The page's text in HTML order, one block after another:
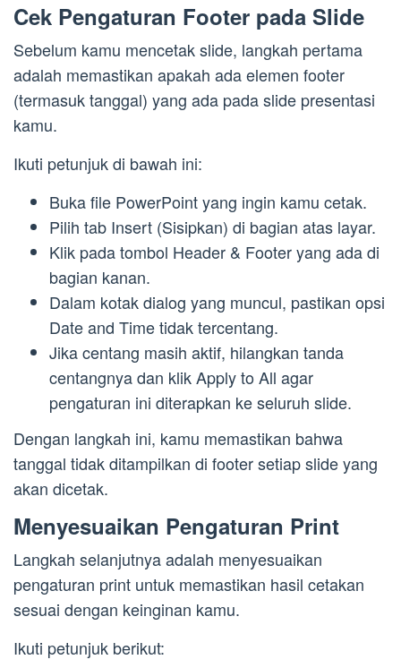
Cek Pengaturan Footer pada Slide
Sebelum kamu mencetak slide, langkah pertama
adalah memastikan apakah ada elemen footer
(termasuk tanggal) yang ada pada slide presentasi
kamu.
Ikuti petunjuk di bawah ini:
Buka file PowerPoint yang ingin kamu cetak.
Pilih tab Insert (Sisipkan) di bagian atas layar.
Klik pada tombol Header & Footer yang ada di
bagian kanan.
Dalam kotak dialog yang muncul, pastikan opsi
Date and Time tidak tercentang.
Jika centang masih aktif, hilangkan tanda
centangnya dan klik Apply to All agar
pengaturan ini diterapkan ke seluruh slide.
Dengan langkah ini, kamu memastikan bahwa
tanggal tidak ditampilkan di footer setiap slide yang
akan dicetak.
Menyesuaikan Pengaturan Print
Langkah selanjutnya adalah menyesuaikan
pengaturan print untuk memastikan hasil cetakan
sesuai dengan keinginan kamu.
Ikuti petunjuk berikut: